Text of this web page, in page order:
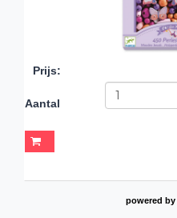
Prijs:
Aantal
powered by